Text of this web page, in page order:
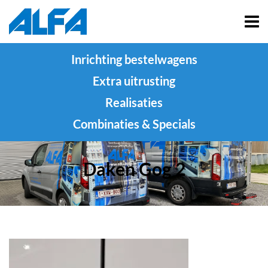
Inrichting bestelwagens
Extra uitrusting
Realisaties
Combinaties & Specials
Daken Gog 2